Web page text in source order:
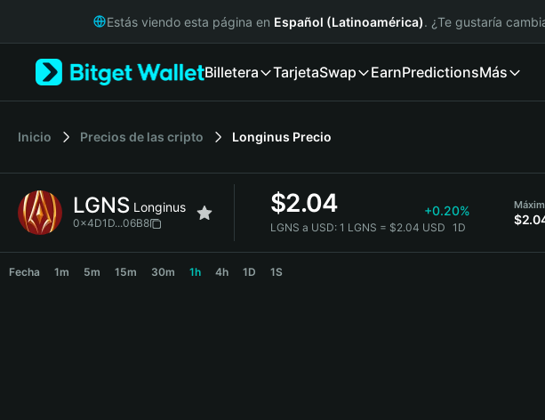
Русский
Italiano
简体中文
繁體中文
Bahasa Indonesia
Estás viendo esta página en Español (Latinoamérica). ¿Te gustaría
Billetera TarjetaSwap EarnPredictionsMás
Inicio Precios de las cripto Longinus Precio
LGNS Longinus
0x4D1D...06B8
$2.04 +0.20%
LGNS a USD: 1 LGNS = $2.04 USD 1D
Fecha 1m 5m 15m 30m 1h 4h 1D 1S